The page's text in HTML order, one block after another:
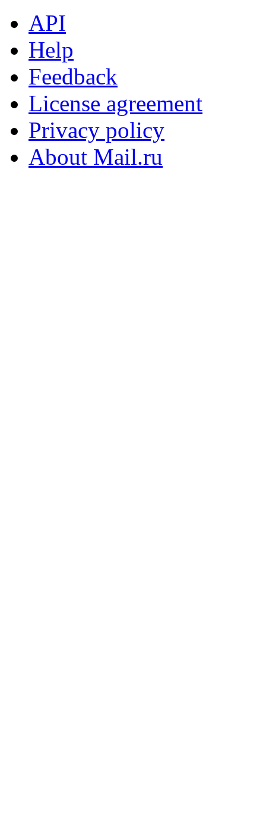
API
Help
Feedback
License agreement
Privacy policy
About Mail.ru